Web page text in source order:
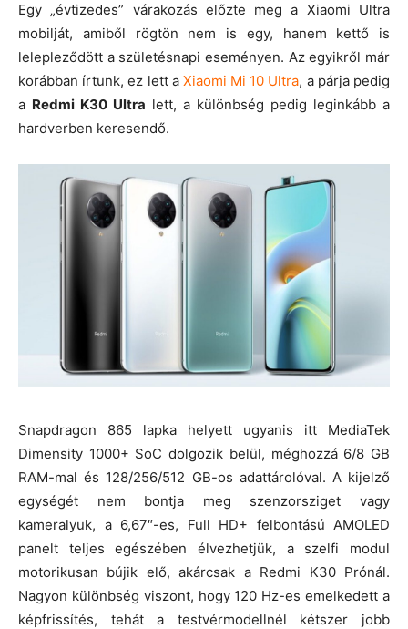
Egy „évtizedes” várakozás előzte meg a Xiaomi Ultra
mobilját, amiből rögtön nem is egy, hanem kettő is
lelepleződött a születésnapi eseményen. Az egyikről már
korábban írtunk, ez lett a Xiaomi Mi 10 Ultra, a párja pedig
a Redmi K30 Ultra lett, a különbség pedig leginkább a
hardverben keresendő.
Snapdragon 865 lapka helyett ugyanis itt MediaTek
Dimensity 1000+ SoC dolgozik belül, méghozzá 6/8 GB
RAM-mal és 128/256/512 GB-os adattárolóval. A kijelző
egységét nem bontja meg szenzorsziget vagy
kameralyuk, a 6,67″-es, Full HD+ felbontású AMOLED
panelt teljes egészében élvezhetjük, a szelfi modul
motorikusan bújik elő, akárcsak a Redmi K30 Prónál.
Nagyon különbség viszont, hogy 120 Hz-es emelkedett a
képfrissítés, tehát a testvérmodellnél kétszer jobb